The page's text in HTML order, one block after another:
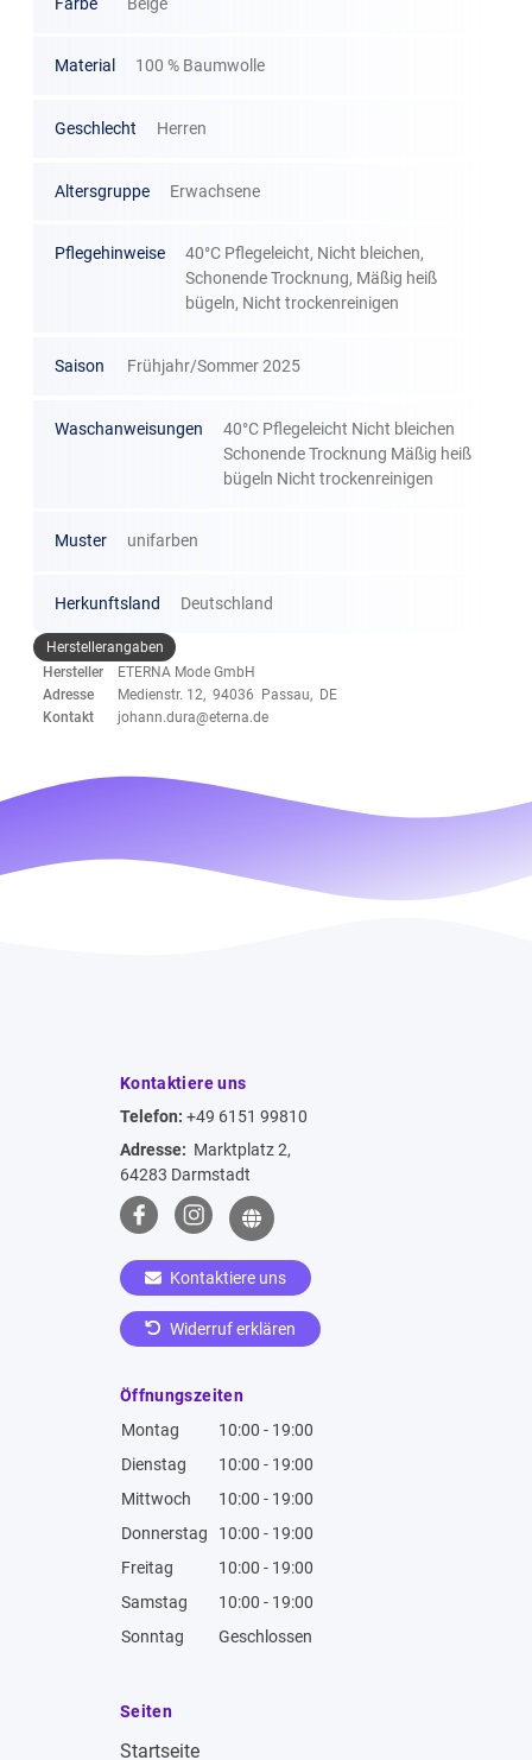
Material 100 % Baumwolle
Geschlecht Herren
Altersgruppe Erwachsene
Pflegehinweise
40°C Pflegeleicht, Nicht bleichen,
Schonende Trocknung, Mäßig heiß
bügeln, Nicht trockenreinigen
Saison Frühjahr/Sommer 2025
Waschanweisungen
40°C Pflegeleicht Nicht bleichen
Schonende Trocknung Mäßig heiß
bügeln Nicht trockenreinigen
Muster unifarben
Herkunftsland Deutschland
Herstellerangaben
Hersteller
ETERNA Mode GmbH
Adresse
Medienstr. 12, 94036 Passau, DE
Kontakt
johann.dura@eterna.de
Kontaktiere uns
Telefon: +49 6151 99810
Adresse: Marktplatz 2,
64283 Darmstadt
Kontaktiere uns
Widerruf erklären
Öffnungszeiten
Montag
10:00 - 19:00
Dienstag
10:00 - 19:00
Mittwoch
10:00 - 19:00
Donnerstag
10:00 - 19:00
Freitag
10:00 - 19:00
Samstag
10:00 - 19:00
Sonntag
Geschlossen
Seiten
Startseite